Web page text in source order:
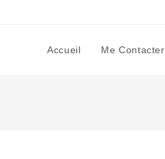
Accueil Me Contacter